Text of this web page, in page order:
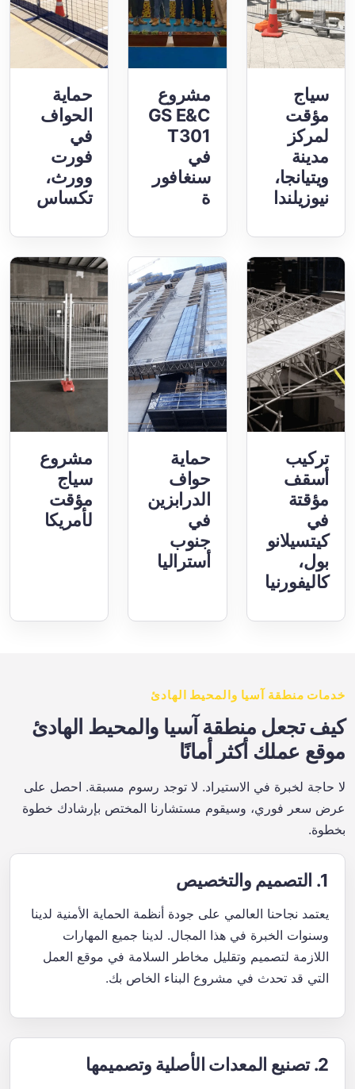
سياج
مؤقت
لمركز
مدينة
ويتيانجا،
نيوزيلندا
مشروع
GS E&C
T301
في
سنغافور
ة
حماية
الحواف
في
فورت
وورث،
تكساس
تركيب
أسقف
مؤقتة
في
كيتسيلانو
بول،
كاليفورنيا
حماية
حواف
الدرابزين
في
جنوب
أستراليا
مشروع
سياج
مؤقت
لأمريكا
خدمات منطقة آسيا والمحيط الهادئ
كيف تجعل منطقة آسيا والمحيط الهادئ
موقع عملك أكثر أمانًا
لا حاجة لخبرة في الاستيراد. لا توجد رسوم مسبقة. احصل على
عرض سعر فوري، وسيقوم مستشارنا المختص بإرشادك خطوة
بخطوة.
1. التصميم والتخصيص
يعتمد نجاحنا العالمي على جودة أنظمة الحماية الأمنية لدينا
وسنوات الخبرة في هذا المجال. لدينا جميع المهارات
اللازمة لتصميم وتقليل مخاطر السلامة في موقع العمل
التي قد تحدث في مشروع البناء الخاص بك.
2. تصنيع المعدات الأصلية وتصميمها